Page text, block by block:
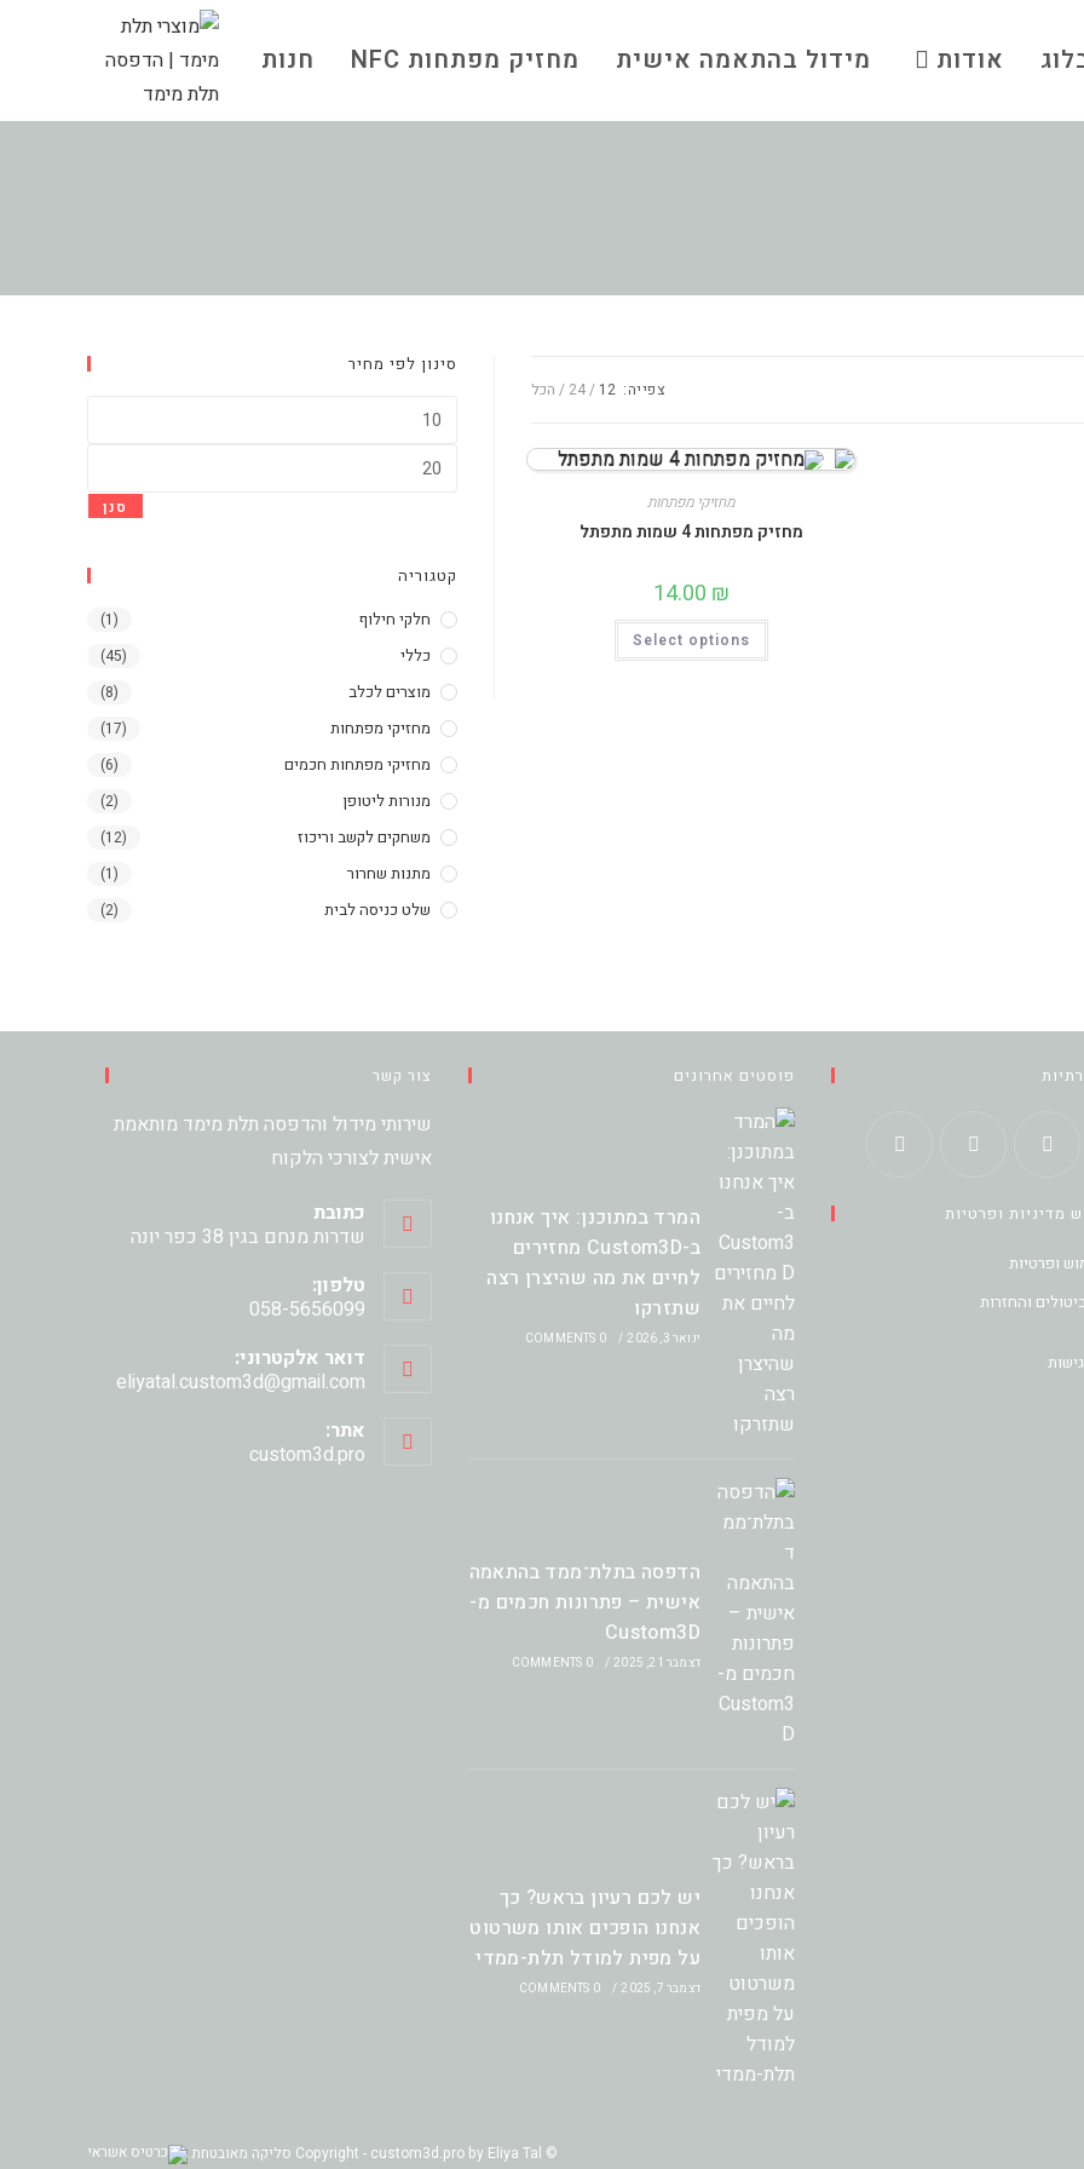
חנות מחזיק מפתחות NFC מידול בהתאמה אישית אודות
צפייה: 12
24 הכל
מחזיקי מפתחות
מחזיק מפתחות 4 שמות מתפתל
14.00 ₪
Select options
למוצר
יש
סינון לפי מחיר
מחיר
מינימלי
מחיר
מקסימלי
סנן
קטגוריה
חלקי חילוף
(1)
כללי (45)
מוצרים לכלב (8)
מחזיקי מפתחות (17)
מחזיקי מפתחות חכמים (6)
מנורות ליטופן (2)
משחקים לקשב וריכוז (12)
מתנות שחרור (1)
שלט כניסה לבית (2)
צור קשר
שירותי מידול והדפסה תלת מימד מותאמת
אישית לצורכי הלקוח
כתובת
שדרות מנחם בגין 38 כפר יונה
טלפון:
058-5656099
דואר אלקטרוני:
eliyatal.custom3d@gmail.com
אתר:
custom3d.pro
פוסטים אחרונים
המרד במתוכנן: איך אנחנו
ב-Custom3D מחזירים
לחיים את מה שהיצרן רצה
שתזרקו
ינואר 3, 2026 /
0 COMMENTS
הדפסה בתלת־ממד בהתאמה
אישית – פתרונות חכמים מ-
Custom3D
דצמבר 21, 2025 /
0 COMMENTS
יש לכם רעיון בראש? כך
אנחנו הופכים אותו משרטוט
על מפית למודל תלת-ממדי
דצמבר 7, 2025 /
0 COMMENTS
in
tab
in
tab
מדיניות ופרטיות
ופרטיות
והחזרות
© Copyright - custom3d.pro by Eliya Tal סליקה מאובטחת